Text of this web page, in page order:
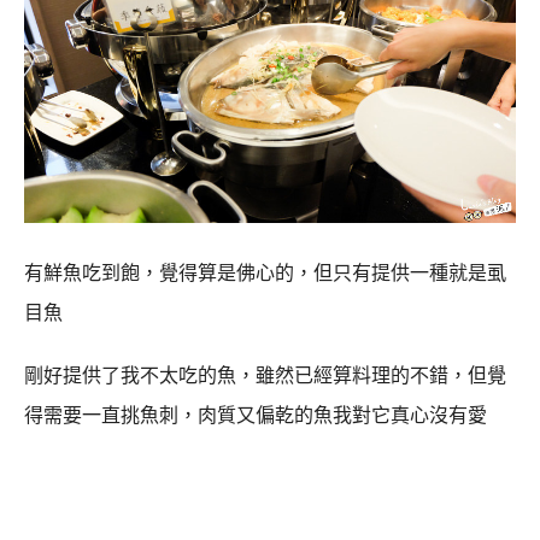
有鮮魚吃到飽，覺得算是佛心的，但只有提供一種就是虱
目魚
剛好提供了我不太吃的魚，雖然已經算料理的不錯，但覺
得需要一直挑魚刺，肉質又偏乾的魚我對它真心沒有愛